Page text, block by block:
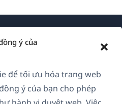
ý của
để tối ưu hóa trang web
ý của bạn cho phép
sách Bảo mật